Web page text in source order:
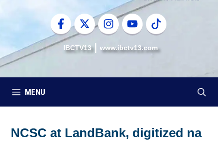
IBCTV13 www.ibctv13.com
MENU
NCSC at LandBank, digitized na